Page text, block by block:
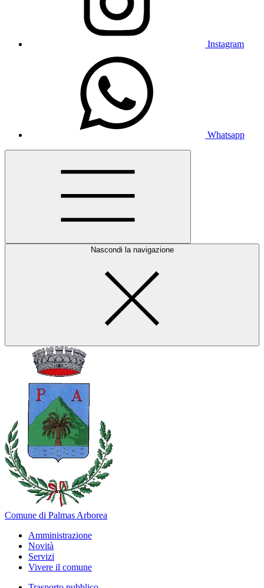
Instagram
Whatsapp
Nascondi la navigazione
Comune di Palmas Arborea
Amministrazione
Novità
Servizi
Vivere il comune